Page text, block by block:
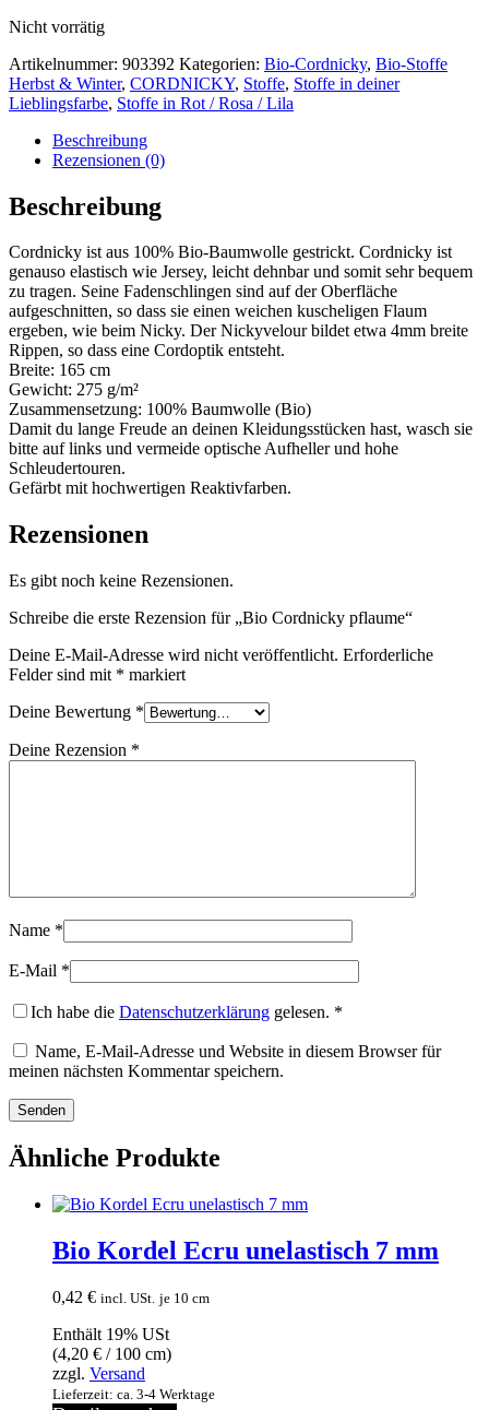
Nicht vorrätig
Artikelnummer: 903392 Kategorien: Bio-Cordnicky, Bio-Stoffe
Herbst & Winter, CORDNICKY, Stoffe, Stoffe in deiner
Lieblingsfarbe, Stoffe in Rot / Rosa / Lila
Beschreibung
Rezensionen (0)
Beschreibung
Cordnicky ist aus 100% Bio-Baumwolle gestrickt. Cordnicky ist
genauso elastisch wie Jersey, leicht dehnbar und somit sehr bequem
zu tragen. Seine Fadenschlingen sind auf der Oberfläche
aufgeschnitten, so dass sie einen weichen kuscheligen Flaum
ergeben, wie beim Nicky. Der Nickyvelour bildet etwa 4mm breite
Rippen, so dass eine Cordoptik entsteht.
Breite: 165 cm
Gewicht: 275 g/m²
Zusammensetzung: 100% Baumwolle (Bio)
Damit du lange Freude an deinen Kleidungsstücken hast, wasch sie
bitte auf links und vermeide optische Aufheller und hohe
Schleudertouren.
Gefärbt mit hochwertigen Reaktivfarben.
Rezensionen
Es gibt noch keine Rezensionen.
Schreibe die erste Rezension für „Bio Cordnicky pflaume“
Deine E-Mail-Adresse wird nicht veröffentlicht. Erforderliche
Felder sind mit * markiert
Deine Bewertung *
Deine Rezension *
Name *
E-Mail *
Ich habe die Datenschutzerklärung gelesen. *
Name, E-Mail-Adresse und Website in diesem Browser für
meinen nächsten Kommentar speichern.
Ähnliche Produkte
Bio Kordel Ecru unelastisch 7 mm
0,42 € incl. USt. je 10 cm
Enthält 19% USt
(4,20 € / 100 cm)
zzgl. Versand
Lieferzeit: ca. 3-4 Werktage